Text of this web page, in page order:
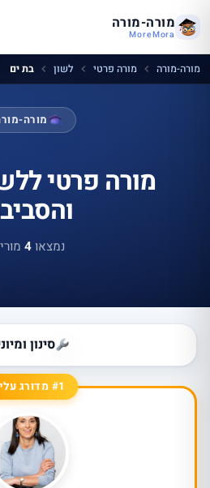
מורה-מורה
MoreMora
מורה-מורה מורה פרטי לשון בת ים
מורה-
מורה פרטי
נמצאו4
סינון
#1 מדורג עליון